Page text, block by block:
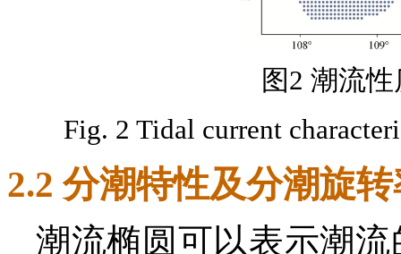
图2 潮流
Fig. 2 Tidal current
2.2 分潮特性及分潮旋
潮流椭圆可以表示潮